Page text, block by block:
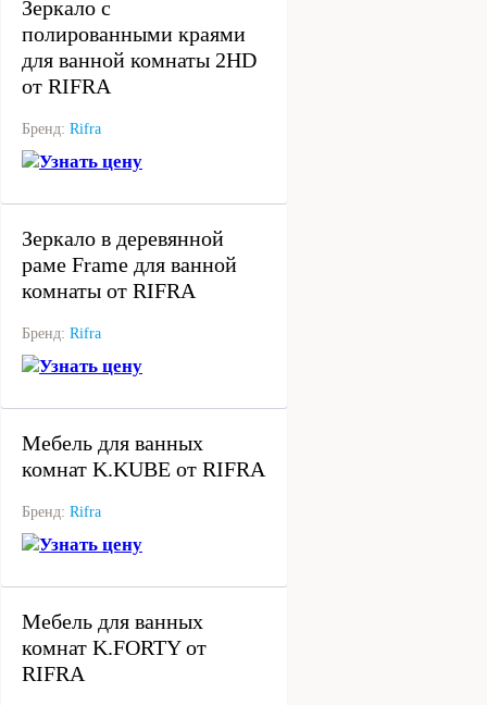
Зеркало с
полированными краями
для ванной комнаты 2HD
от RIFRA
Бренд: Rifra
Узнать цену
Зеркало в деревянной
раме Frame для ванной
комнаты от RIFRA
Бренд: Rifra
Узнать цену
Мебель для ванных
комнат K.KUBE от RIFRA
Бренд: Rifra
Узнать цену
Мебель для ванных
комнат K.FORTY от
RIFRA